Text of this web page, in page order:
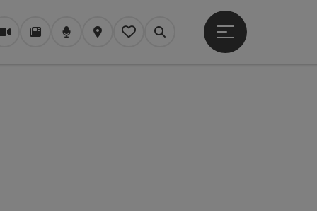
WebcamsMagazin/Blog
PodcastKarteMein Merkzettel
Suchen
Hauptmenü öffnen